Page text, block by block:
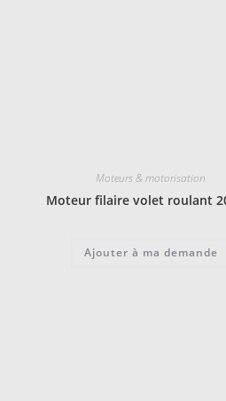
Moteurs & motorisation
Moteur filaire volet roulant
Ajouter à ma demande